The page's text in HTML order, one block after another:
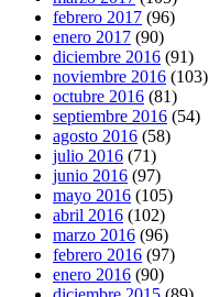
febrero 2017 (96)
enero 2017 (90)
diciembre 2016 (91)
noviembre 2016 (103)
octubre 2016 (81)
septiembre 2016 (54)
agosto 2016 (58)
julio 2016 (71)
junio 2016 (97)
mayo 2016 (105)
abril 2016 (102)
marzo 2016 (96)
febrero 2016 (97)
enero 2016 (90)